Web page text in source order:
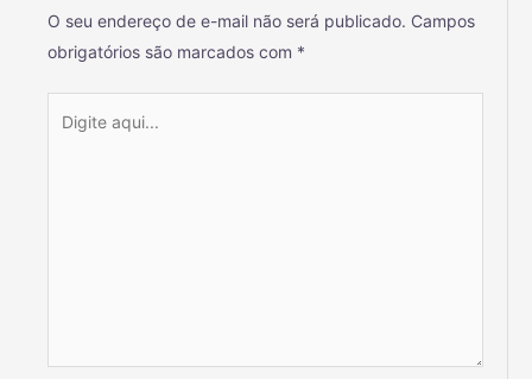
O seu endereço de e-mail não será publicado. Campos
obrigatórios são marcados com *